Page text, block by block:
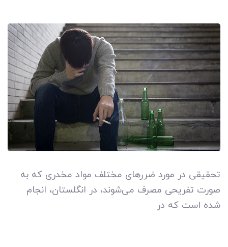
تحقیقی در مورد ضررهای مختلف مواد مخدری که به
صورت تفریحی مصرف می‌شوند، در انگلستان، انجام
شده است که در